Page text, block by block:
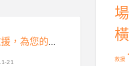
21 救援